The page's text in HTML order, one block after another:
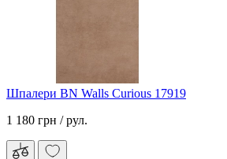
Шпалери BN Walls Curious 17919
1 180 грн / рул.